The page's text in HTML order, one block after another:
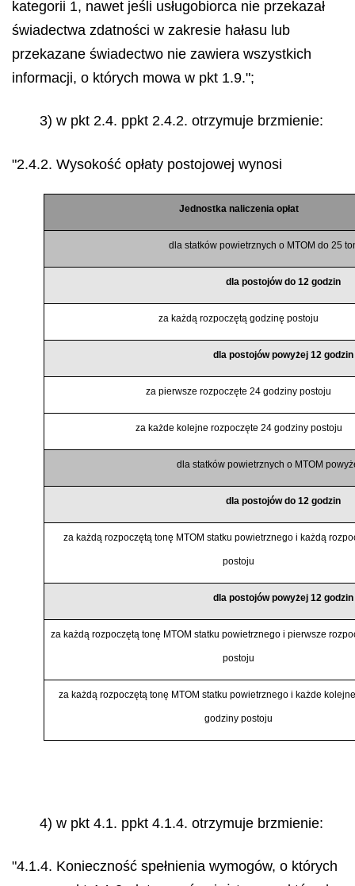
kategorii 1, nawet jeśli usługobiorca nie przekazał
świadectwa zdatności w zakresie hałasu lub
przekazane świadectwo nie zawiera wszystkich
informacji, o których mowa w pkt 1.9.";
3) w pkt 2.4. ppkt 2.4.2. otrzymuje brzmienie:
"2.4.2. Wysokość opłaty postojowej wynosi
Jednostka naliczenia opłat
dla statków powietrznych o MTOM do 25
dla postojów do 12 godzin
za każdą rozpoczętą godzinę postoju
dla postojów powyżej 12 godzin
za pierwsze rozpoczęte 24 godziny postoju
za każde kolejne rozpoczęte 24 godziny postoju
dla statków powietrznych o MTOM
dla postojów do 12 godzin
za każdą rozpoczętą tonę MTOM statku powietrznego i każdą
postoju
dla postojów powyżej 12 godzin
za każdą rozpoczętą tonę MTOM statku powietrznego i pierwsze
postoju
za każdą rozpoczętą tonę MTOM statku powietrznego i każde
godziny postoju
4) w pkt 4.1. ppkt 4.1.4. otrzymuje brzmienie:
"4.1.4. Konieczność spełnienia wymogów, o których